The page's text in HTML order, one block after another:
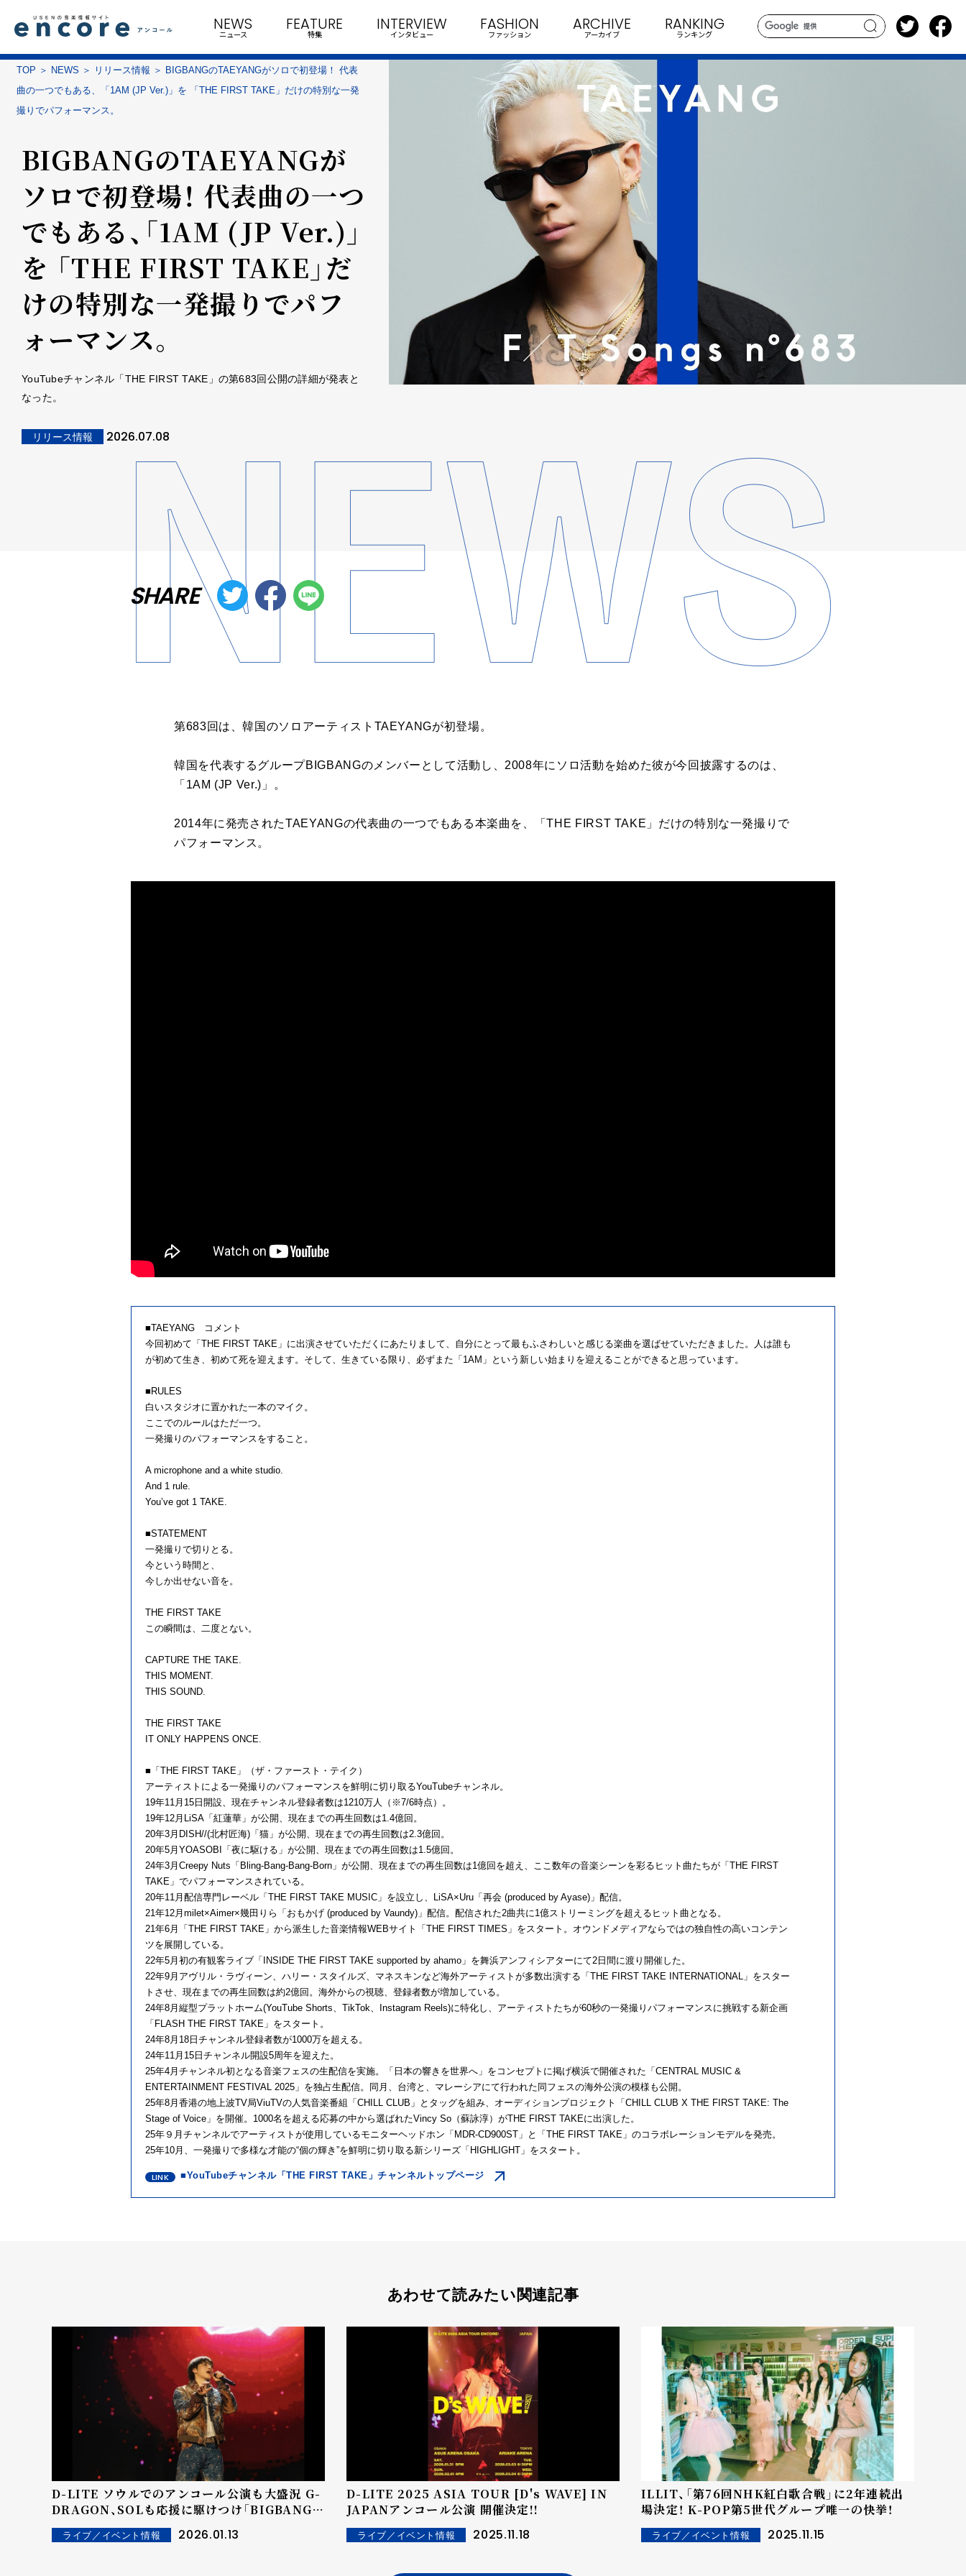
search
NEWS
ニュース
FEATURE
特集
INTERVIEW
インタビュー
FASHION
ファッション
ARCHIVE
アーカイブ
RANKING
ランキング
TOP NEWS リリース情報
BIGBANGのTAEYANGがソロで初登場！ 代表
曲の一つでもある、「1AM (JP Ver.)」を 「THE FIRST TAKE」だけの特別な一発
撮りでパフォーマンス。
BIGBANGのTAEYANGが
ソロで初登場！ 代表曲の一つ
でもある、「1AM (JP Ver.)」
を 「THE FIRST TAKE」だ
けの特別な一発撮りでパフ
ォーマンス。
YouTubeチャンネル「THE FIRST TAKE」の第683回公開の詳細が発表と
なった。
リリース情報 2026.07.08
SHARE
第683回は、韓国のソロアーティストTAEYANGが初登場。
韓国を代表するグループBIGBANGのメンバーとして活動し、2008年にソロ活動を始めた彼が今回披露するのは、
「1AM (JP Ver.)」。
2014年に発売されたTAEYANGの代表曲の一つでもある本楽曲を、「THE FIRST TAKE」だけの特別な一発撮りで
パフォーマンス。
■TAEYANG コメント
今回初めて「THE FIRST TAKE」に出演させていただくにあたりまして、自分にとって最もふさわしいと感じる楽曲を選ばせていただきました。人は誰も
が初めて生き、初めて死を迎えます。そして、生きている限り、必ずまた「1AM」という新しい始まりを迎えることができると思っています。
■RULES
白いスタジオに置かれた一本のマイク。
ここでのルールはただ一つ。
一発撮りのパフォーマンスをすること。
A microphone and a white studio.
And 1 rule.
You’ve got 1 TAKE.
■STATEMENT
一発撮りで切りとる。
今という時間と、
今しか出せない音を。
THE FIRST TAKE
この瞬間は、二度とない。
CAPTURE THE TAKE.
THIS MOMENT.
THIS SOUND.
THE FIRST TAKE
IT ONLY HAPPENS ONCE.
■「THE FIRST TAKE」（ザ・ファースト・テイク）
アーティストによる一発撮りのパフォーマンスを鮮明に切り取るYouTubeチャンネル。
19年11月15日開設、現在チャンネル登録者数は1210万人（※7/6時点）。
19年12月LiSA「紅蓮華」が公開、現在までの再生回数は1.4億回。
20年3月DISH//(北村匠海)「猫」が公開、現在までの再生回数は2.3億回。
20年5月YOASOBI「夜に駆ける」が公開、現在までの再生回数は1.5億回。
24年3月Creepy Nuts「Bling‐Bang‐Bang‐Born」が公開、現在までの再生回数は1億回を超え、ここ数年の音楽シーンを彩るヒット曲たちが「THE FIRST
TAKE」でパフォーマンスされている。
20年11月配信専門レーベル「THE FIRST TAKE MUSIC」を設立し、LiSA×Uru「再会 (produced by Ayase)」配信。
21年12月milet×Aimer×幾田りら「おもかげ (produced by Vaundy)」配信。配信された2曲共に1億ストリーミングを超えるヒット曲となる。
21年6月「THE FIRST TAKE」から派生した音楽情報WEBサイト「THE FIRST TIMES」をスタート。オウンドメディアならではの独自性の高いコンテン
ツを展開している。
22年5月初の有観客ライブ「INSIDE THE FIRST TAKE supported by ahamo」を舞浜アンフィシアターにて2日間に渡り開催した。
22年9月アヴリル・ラヴィーン、ハリー・スタイルズ、マネスキンなど海外アーティストが多数出演する「THE FIRST TAKE INTERNATIONAL」をスター
トさせ、現在までの再生回数は約2億回。海外からの視聴、登録者数が増加している。
24年8月縦型プラットホーム(YouTube Shorts、TikTok、Instagram Reels)に特化し、アーティストたちが60秒の一発撮りパフォーマンスに挑戦する新企画
「FLASH THE FIRST TAKE」をスタート。
24年8月18日チャンネル登録者数が1000万を超える。
24年11月15日チャンネル開設5周年を迎えた。
25年4月チャンネル初となる音楽フェスの生配信を実施。「日本の響きを世界へ」をコンセプトに掲げ横浜で開催された「CENTRAL MUSIC &
ENTERTAINMENT FESTIVAL 2025」を独占生配信。同月、台湾と、マレーシアにて行われた同フェスの海外公演の模様も公開。
25年8月香港の地上波TV局ViuTVの人気音楽番組「CHILL CLUB」とタッグを組み、オーディションプロジェクト「CHILL CLUB X THE FIRST TAKE: The
Stage of Voice」を開催。1000名を超える応募の中から選ばれたVincy So（蘇詠淳）がTHE FIRST TAKEに出演した。
25年９月チャンネルでアーティストが使用しているモニターヘッドホン「MDR-CD900ST」と「THE FIRST TAKE」のコラボレーションモデルを発売。
25年10月、一発撮りで多様な才能の“個の輝き”を鮮明に切り取る新シリーズ「HIGHLIGHT」をスタート。
■YouTubeチャンネル「THE FIRST TAKE」チャンネルトップページ
あわせて読みたい関連記事
D-LITE ソウルでのアンコール公演も大盛況 G-
DRAGON、SOLも応援に駆けつけ「BIGBANGの
絆」を再確認
ライブ／イベント情報 2026.01.13
D-LITE 2025 ASIA TOUR [D's WAVE] IN
JAPANアンコール公演 開催決定!!
ライブ／イベント情報 2025.11.18
ILLIT、「第76回NHK紅白歌合戦」に2年連続出
場決定！ K-POP第5世代グループ唯一の快挙！
ライブ／イベント情報 2025.11.15